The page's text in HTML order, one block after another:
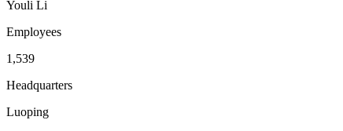
Youli Li
Employees
1,539
Headquarters
Luoping